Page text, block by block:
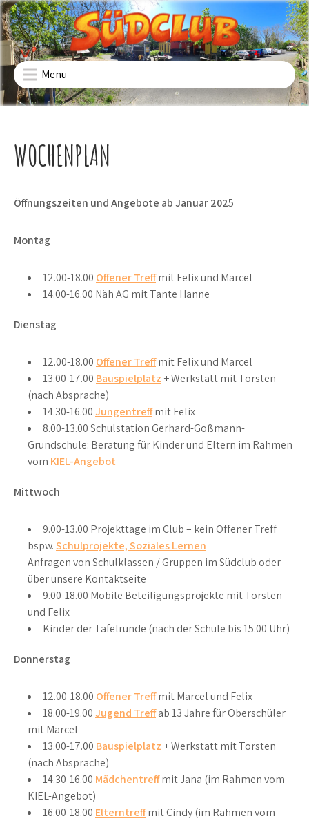
Skip
to
content
SÜDCLUB
Freizeiteinrichtung für Kinder und Jugendliche in
Menu
WOCHENPLAN
Öffnungszeiten und Angebote ab Januar 2025
Montag
12.00-18.00 Offener Treffmit Felix und Marcel
14.00-16.00 Näh AG mit Tante Hanne
Dienstag
12.00-18.00 Offener Treffmit Felix und Marcel
13.00-17.00 Bauspielplatz + Werkstatt mit Torsten
(nach Absprache)
14.30-16.00Jungentreffmit Felix
8.00-13.00 Schulstation Gerhard-Goßmann-
Grundschule: Beratung für Kinder und Eltern im Rahmen
vom KIEL-Angebot
Mittwoch
9.00-13.00 Projekttage im Club – kein Offener Treff
bspw.Schulprojekte, Soziales Lernen
Anfragen von Schulklassen / Gruppen im Südclub oder
über unsere Kontaktseite
9.00-18.00 Mobile Beteiligungsprojekte mit Torsten
und Felix
Kinder der Tafelrunde (nach der Schule bis 15.00 Uhr)
Donnerstag
12.00-18.00 Offener Treffmit Marcel und Felix
18.00-19.00Jugend Treffab 13 Jahre für Oberschüler
mit Marcel
13.00-17.00 Bauspielplatz + Werkstatt mit Torsten
(nach Absprache)
14.30-16.00 Mädchentreffmit Jana (im Rahmen vom
KIEL-Angebot)
16.00-18.00 Elterntreffmit Cindy (im Rahmen vom